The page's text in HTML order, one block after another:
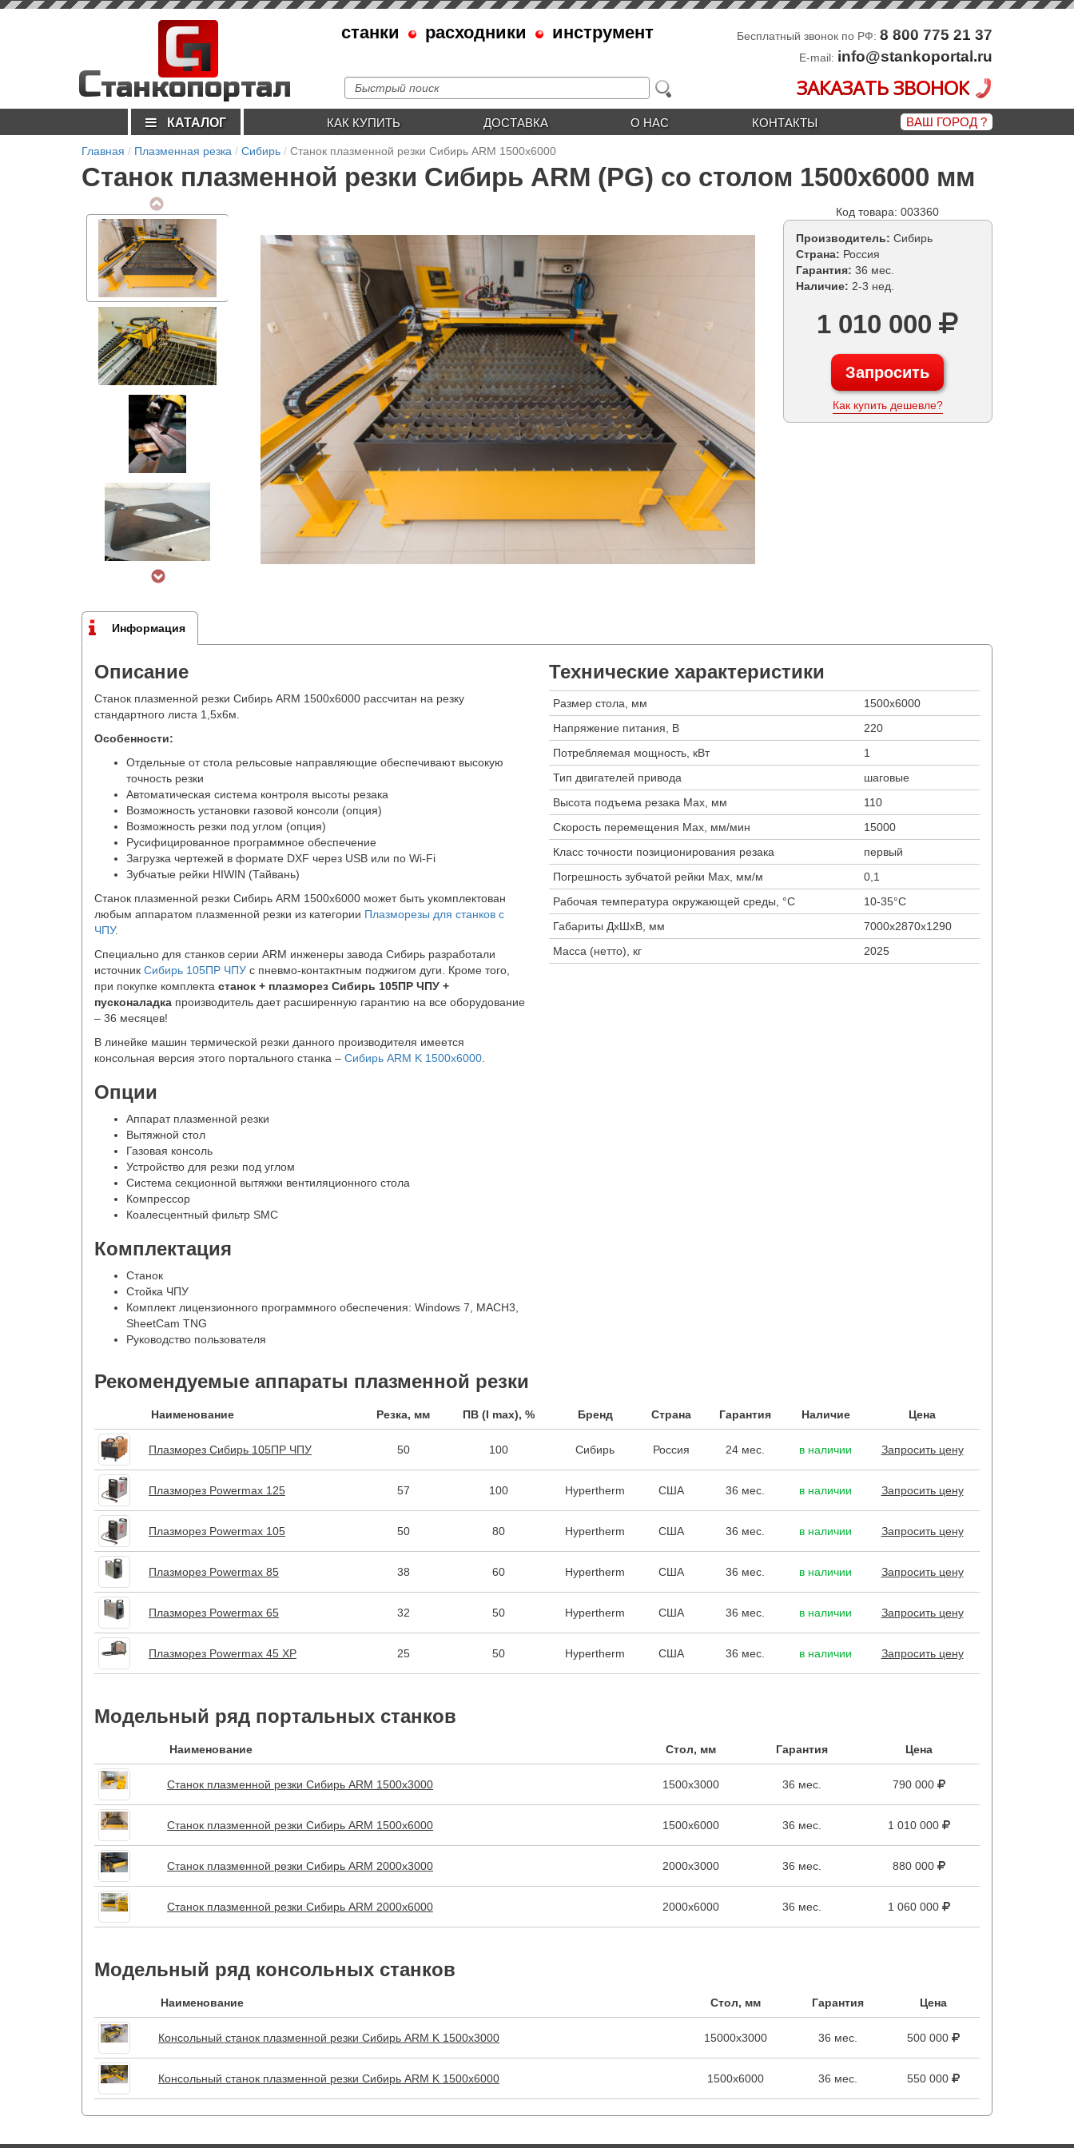
п
С
Станкопортал
станки расходники инструмент Бесплатный звонок по РФ: 8 800 775 21 37
E-mail: info@stankoportal.ru
ЗАКАЗАТЬ ЗВОНОК
КАТАЛОГ КАК КУПИТЬ ДОСТАВКА О НАС КОНТАКТЫ ВАШ ГОРОД?
Главная Плазменная резка Сибирь Станок плазменной резки Сибирь АRМ 1500х6000
Станок плазменной резки Сибирь АRМ (PG) со столом 1500х6000 мм
Код товара: 003360
Производитель: Сибирь
Страна: Россия
Гарантия: 36 мес.
Наличие: 2-3 нед.
1 010 000
Запросить
Как купить дешевле?
Информация
Описание
Станок плазменной резки Сибирь ARM 1500х6000 рассчитан на резку
стандартного листа 1,5х6м.
Особенности:
Отдельные от стола рельсовые направляющие обеспечивают высокую
точность резки
Автоматическая система контроля высоты резака
Возможность установки газовой консоли (опция)
Возможность резки под углом (опция)
Русифицированное программное обеспечение
Загрузка чертежей в формате DXF через USB или по Wi-Fi
Зубчатые рейки HIWIN (Тайвань)
Станок плазменной резки Сибирь ARM 1500x6000 может быть укомплектован
любым аппаратом плазменной резки из категории Плазморезы для станков с
ЧПУ.
Специально для станков серии ARM инженеры завода Сибирь разработали
источник Сибирь 105ПР ЧПУ с пневмо-контактным поджигом дуги. Кроме того,
при покупке комплекта станок + плазморез Сибирь 105ПР ЧПУ +
пусконаладка производитель дает расширенную гарантию на все оборудование
– 36 месяцев!
В линейке машин термической резки данного производителя имеется
консольная версия этого портального станка – Сибирь ARM K 1500х6000
Опции
Аппарат плазменной резки
Вытяжной стол
Газовая консоль
Устройство для резки под углом
Система секционной вытяжки вентиляционного стола
Компрессор
Коалесцентный фильтр SMC
Комплектация
Станок
Стойка ЧПУ
Комплект лицензионного программного обеспечения: Windows 7, MACH3,
SheetCam TNG
Руководство пользователя
Технические характеристики
Размер стола, мм
1500х6000
Напряжение питания, В
220
Потребляемая мощность, кВт
1
Тип двигателей привода
шаговые
Высота подъема резака Max, мм
110
Скорость перемещения Max, мм/мин
15000
Класс точности позиционирования резака
первый
Погрешность зубчатой рейки Max, мм/м
0,1
Рабочая температура окружающей среды, °С
10-35°С
Габариты ДхШхВ, мм
7000х2870х1290
Масса (нетто), кг
2025
Рекомендуемые аппараты плазменной резки
Наименование Резка, мм ПВ (I max), % Бренд Страна Гарантия Наличие Цена
Плазморез Сибирь 105ПР ЧПУ 50 100 Сибирь Россия 24 мес. в наличии Запросить цену
Плазморез Powermax 125 57 100 Hypertherm США 36 мес. в наличии Запросить цену
Плазморез Powermax 105 50 80 Hypertherm США 36 мес. в наличии Запросить цену
Плазморез Powermax 85 38 60 Hypertherm США 36 мес. в наличии Запросить цену
Плазморез Powermax 65 32 50 Hypertherm США 36 мес. в наличии Запросить цену
Плазморез Powermax 45 XP 25 50 Hypertherm США 36 мес. в наличии Запросить цену
Модельный ряд портальных станков
Наименование Стол, мм Гарантия Цена
Станок плазменной резки Сибирь ARM 1500х3000 1500х3000 36 мес. 790 000
Станок плазменной резки Сибирь АRМ 1500х6000 1500х6000 36 мес. 1 010 000
Станок плазменной резки Сибирь ARM 2000х3000 2000х3000 36 мес. 880 000
Станок плазменной резки Сибирь ARM 2000х6000 2000х6000 36 мес. 1 060 000
Модельный ряд консольных станков
Наименование Стол, мм Гарантия Цена
Консольный станок плазменной резки Сибирь ARM K 1500х3000 15000х3000 36 мес. 500 000
Консольный станок плазменной резки Сибирь ARM K 1500х6000 1500х6000 36 мес. 550 000